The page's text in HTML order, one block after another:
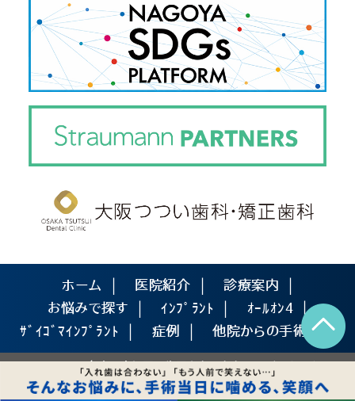
ホーム 医院紹介
診療案内
お悩みで探す
ｲﾝﾌﾟﾗﾝﾄ
ｵｰﾙｵﾝ4
ｻﾞｲｺﾞﾏｲﾝﾌﾟﾗﾝﾄ
症例 他院からの手術依頼
COPYRIGHT@ 名古屋市緑区の歯医者ならななつ星デンタルクリニッ
クへ